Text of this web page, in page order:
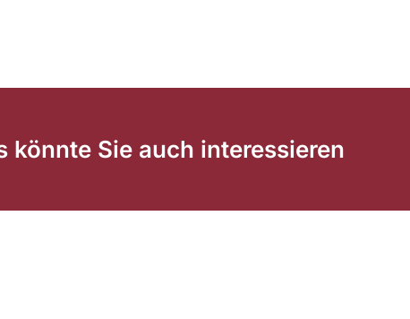
könnte Sie auch interessieren